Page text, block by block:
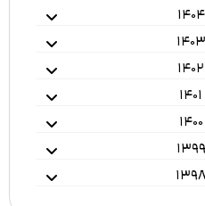
۱۴۰۴
۱۴۰۳
۱۴۰۲
۱۴۰۱
۱۴۰۰
۱۳۹۹
۱۳۹۸